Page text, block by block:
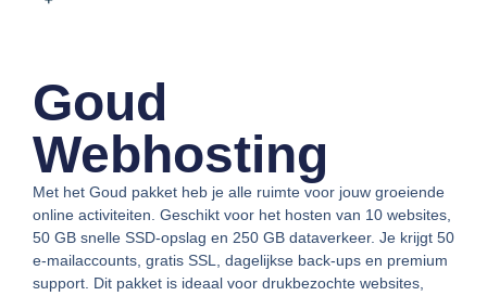
Goud
Webhosting
Met het Goud pakket heb je alle ruimte voor jouw groeiende
online activiteiten. Geschikt voor het hosten van 10 websites,
50 GB snelle SSD-opslag en 250 GB dataverkeer. Je krijgt 50
e-mailaccounts, gratis SSL, dagelijkse back-ups en premium
support. Dit pakket is ideaal voor drukbezochte websites,